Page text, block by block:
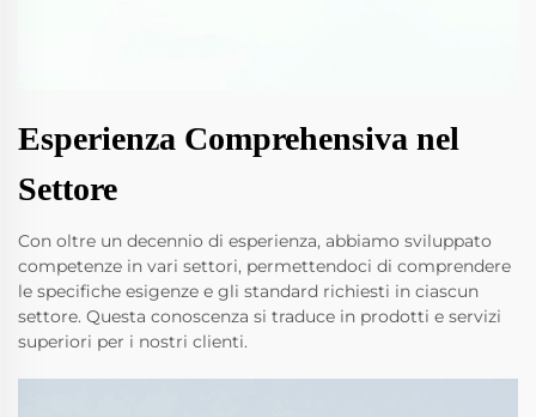
Esperienza Comprehensiva nel
Settore
Con oltre un decennio di esperienza, abbiamo sviluppato
competenze in vari settori, permettendoci di comprendere
le specifiche esigenze e gli standard richiesti in ciascun
settore. Questa conoscenza si traduce in prodotti e servizi
superiori per i nostri clienti.